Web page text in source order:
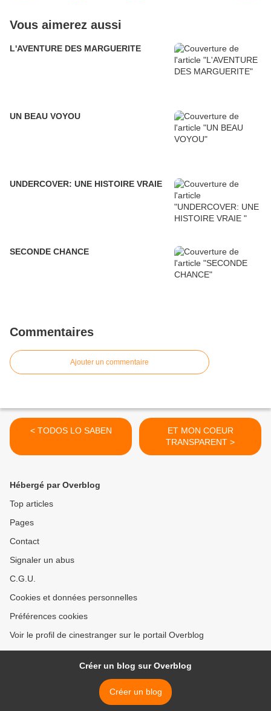
Vous aimerez aussi
L'AVENTURE DES MARGUERITE
UN BEAU VOYOU
UNDERCOVER: UNE HISTOIRE VRAIE
SECONDE CHANCE
Commentaires
Ajouter un commentaire
< TODOS LO SABEN
ET MON COEUR
TRANSPARENT >
Hébergé par Overblog
Top articles
Pages
Contact
Signaler un abus
C.G.U.
Cookies et données personnelles
Préférences cookies
Voir le profil de cinestranger sur le portail Overblog
Créer un blog sur Overblog
Créer un blog